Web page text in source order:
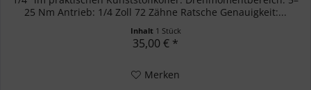
25 Nm Antrieb: 1/4 Zoll 72 Zähne Ratsche Genauigkeit:...
Inhalt 1 Stück
35,00 € *
Merken